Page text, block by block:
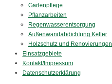
Gartenpflege
Pflanzarbeiten
Regenwasserentsorgung
Außenwandabdichtung Keller
Holzschutz und Renovierungen
Einsatzgebiete
Kontakt/Impressum
Datenschutzerklärung